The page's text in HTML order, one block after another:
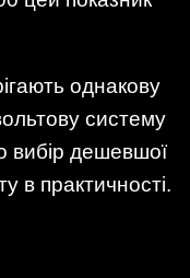
однакову
систему
вибір дешевшої
в практичності.